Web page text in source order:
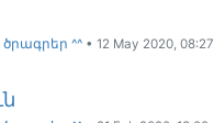
^^ •12 May 2020, 08:27